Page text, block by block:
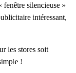
fenêtre silencieuse »
intéressant,
les stores soit
!